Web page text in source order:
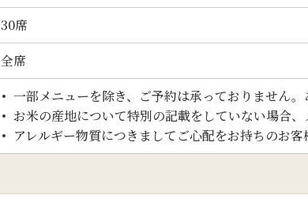
30席
全席
一部メニューを除き、ご予約は承っておりません
お米の産地について特別の記載をしていない場合
アレルギー物質につきましてご心配をお持ちのお